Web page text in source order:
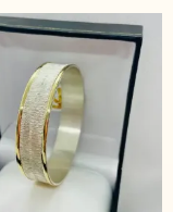
Este
tiene
Las
se